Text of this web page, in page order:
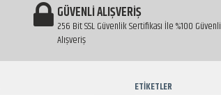
GÜVENLİ ALIŞVERİŞ
256 Bit SSL Güvenlik Sertifikası İle %100 Güvenli
Alışveriş
ETİKETLER